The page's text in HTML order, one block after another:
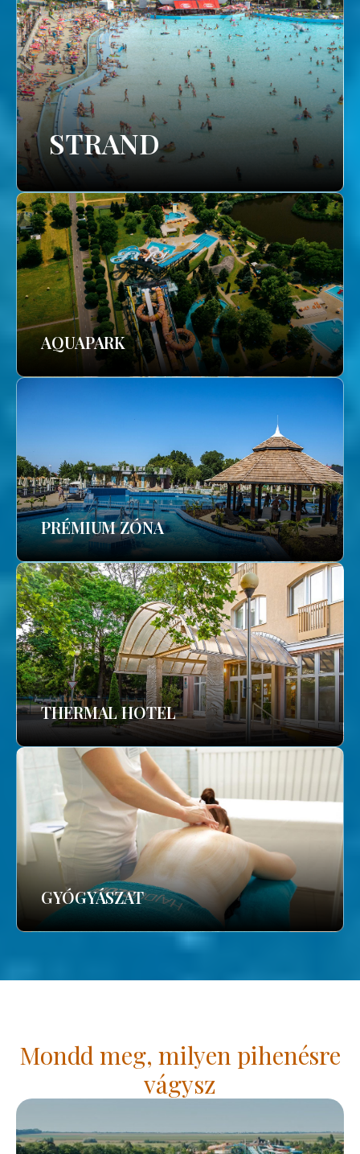
STRAND
AQUAPARK
PRÉMIUM ZÓNA
THERMAL HOTEL
GYÓGYÁSZAT
Mondd meg, milyen pihenésre
vágysz